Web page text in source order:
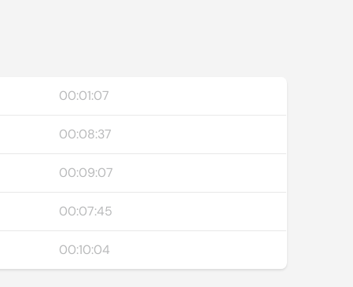
00:01:07
00:08:37
00:09:07
00:07:45
00:10:04